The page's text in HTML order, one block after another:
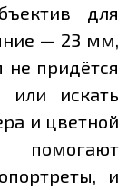
для
— 23 мм,
придётся
или искать
и цветной
помогают
и